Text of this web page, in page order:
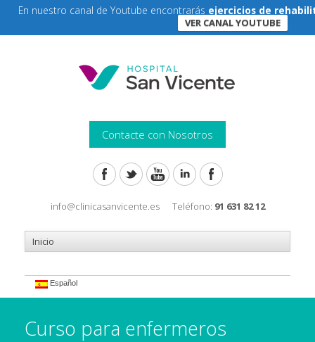
En nuestro canal de Youtube encontrarás ejercicios de
VER CANAL YOUTUBE
Contacte con Nosotros
info@clinicasanvicente.es Teléfono: 91 631 82 12
Español
Curso para enfermeros